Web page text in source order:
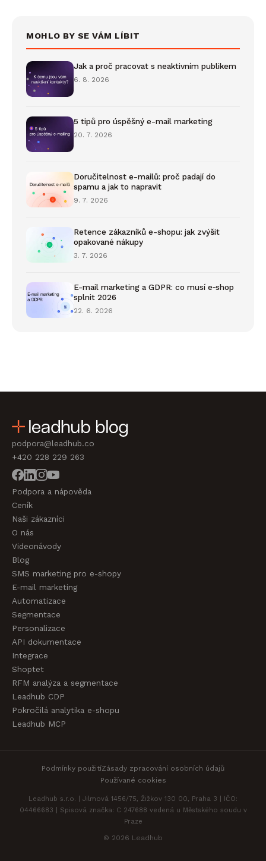
MOHLO BY SE VÁM LÍBIT
Jak a proč pracovat s neaktivním publikem
6. 8. 2026
5 tipů pro úspěšný e-mail marketing
20. 7. 2026
Doručitelnost e-mailů: proč padají do
spamu a jak to napravit
9. 7. 2026
Retence zákazníků e-shopu: jak zvýšit
opakované nákupy
3. 7. 2026
E-mail marketing a GDPR: co musí e‑shop
splnit 2026
22. 6. 2026
podpora@leadhub.co
+420 228 229 263
Podpora a nápověda
Ceník
Naši zákazníci
O nás
Videonávody
Blog
SMS marketing pro e-shopy
E-mail marketing
Automatizace
Segmentace
Personalizace
API dokumentace
Integrace
Shoptet
RFM analýza a segmentace
Leadhub CDP
Pokročilá analytika e-shopu
Leadhub MCP
Podmínky použitíZásady zpracování osobních údajů
Používané cookies
Leadhub s.r.o. | Jilmová 1456/75, Žižkov 130 00, Praha 3 | IČO:
04466683 | Spisová značka: C 247688 vedená u Městského soudu v
Praze
© 2026 Leadhub